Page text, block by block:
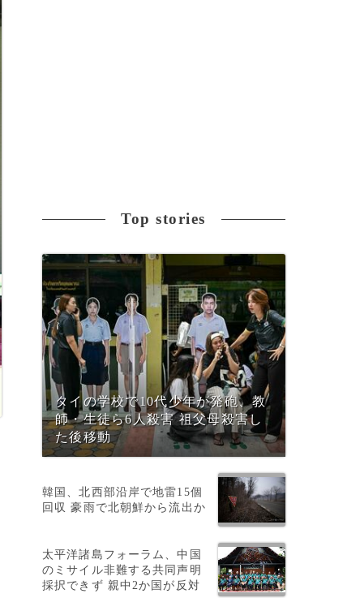
Top stories
タイの学校で10代少年が発砲、教
師・生徒ら6人殺害 祖父母殺害し
た後移動
韓国、北西部沿岸で地雷15個
回収 豪雨で北朝鮮から流出か
太平洋諸島フォーラム、中国
のミサイル非難する共同声明
採択できず 親中2か国が反対